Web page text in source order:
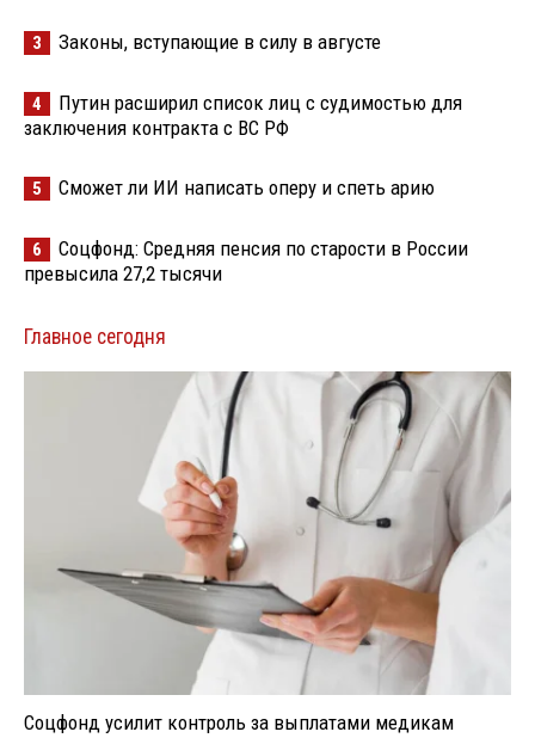
3 Законы, вступающие в силу в августе
4
Путин расширил список лиц с судимостью для
заключения контракта с ВС РФ
5 Сможет ли ИИ написать оперу и спеть арию
6
Соцфонд: Средняя пенсия по старости в России
превысила 27,2 тысячи
Главное сегодня
Соцфонд усилит контроль за выплатами медикам